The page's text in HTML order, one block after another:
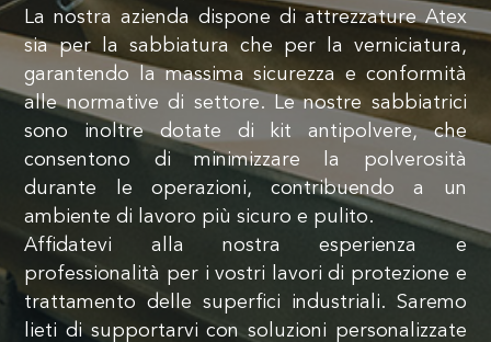
La nostra azienda dispone di attrezzature Atex
sia per la sabbiatura che per la verniciatura,
garantendo la massima sicurezza e conformità
alle normative di settore. Le nostre sabbiatrici
sono inoltre dotate di kit antipolvere, che
consentono di minimizzare la polverosità
durante le operazioni, contribuendo a un
ambiente di lavoro più sicuro e pulito.
Affidatevi alla nostra esperienza e
professionalità per i vostri lavori di protezione e
trattamento delle superfici industriali. Saremo
lieti di supportarvi con soluzioni personalizzate